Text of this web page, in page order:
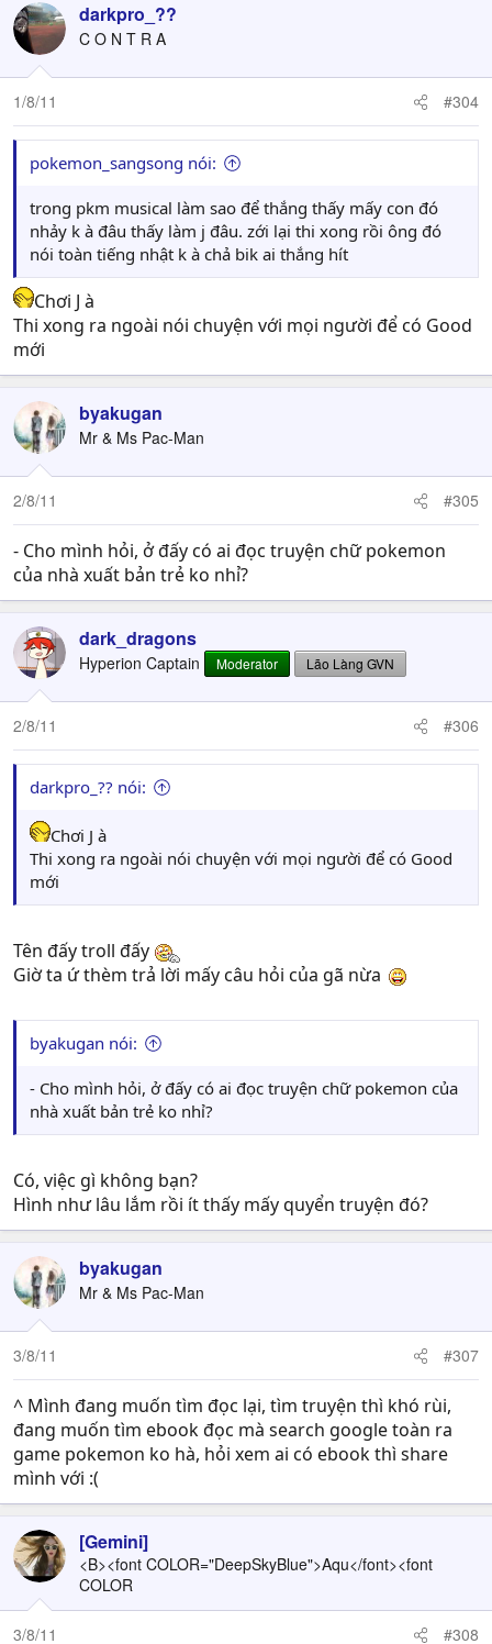
darkpro_??
C O N T R A
1/8/11 #304
pokemon_sangsong nói:
trong pkm musical làm sao để thắng thấy mấy con đó
nhảy k à đâu thấy làm j đâu. zới lại thi xong rồi ông đó
nói toàn tiếng nhật k à chả bik ai thắng hít
Chơi J à
Thi xong ra ngoài nói chuyện với mọi người để có Good
mới
byakugan
Mr & Ms Pac-Man
2/8/11 #305
- Cho mình hỏi, ở đấy có ai đọc truyện chữ pokemon
của nhà xuất bản trẻ ko nhỉ?
dark_dragons
Hyperion Captain Moderator Lão Làng GVN
2/8/11 #306
darkpro_?? nói:
Chơi J à
Thi xong ra ngoài nói chuyện với mọi người để có Good
mới
Tên đấy troll đấy
Giờ ta ứ thèm trả lời mấy câu hỏi của gã nừa
byakugan nói:
- Cho mình hỏi, ở đấy có ai đọc truyện chữ pokemon của
nhà xuất bản trẻ ko nhỉ?
Có, việc gì không bạn?
Hình như lâu lắm rồi ít thấy mấy quyển truyện đó?
byakugan
Mr & Ms Pac-Man
3/8/11 #307
^ Mình đang muốn tìm đọc lại, tìm truyện thì khó rùi,
đang muốn tìm ebook đọc mà search google toàn ra
game pokemon ko hà, hỏi xem ai có ebook thì share
mình với :(
[Gemini]
<B><font COLOR="DeepSkyBlue">Aqu</font><font
COLOR
3/8/11 #308